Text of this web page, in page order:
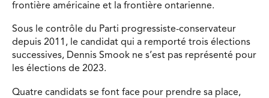
frontière américaine et la frontière ontarienne.
Sous le contrôle du Parti progressiste-conservateur
depuis 2011, le candidat qui a remporté trois élections
successives, Dennis Smook ne s’est pas représenté pour
les élections de 2023.
Quatre candidats se font face pour prendre sa place,